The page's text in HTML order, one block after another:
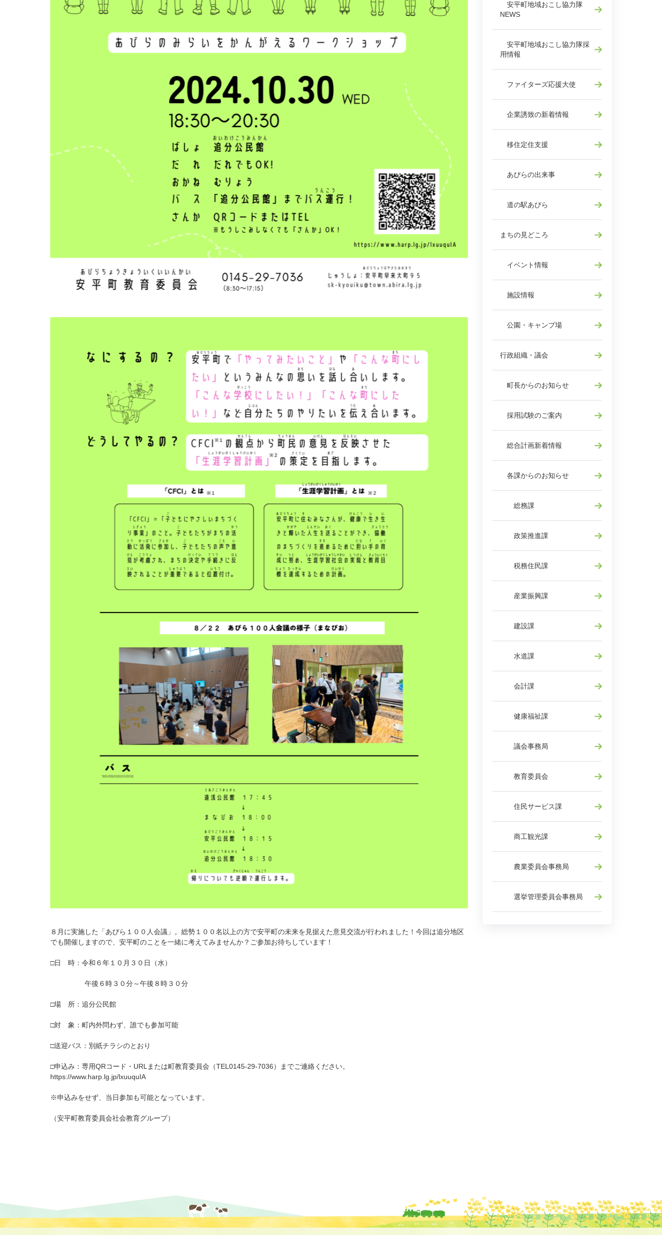
８月に実施した「あびら１００人会議」。総勢１００名以上の方で安平町の未来を見据えた意見交流が行われました！今回は追分地区
でも開催しますので、安平町のことを一緒に考えてみませんか？ご参加お待ちしています！
□日 時：令和６年１０月３０日（水）
午後６時３０分～午後８時３０分
□場 所：追分公民館
□対 象：町内外問わず、誰でも参加可能
□送迎バス：別紙チラシのとおり
□申込み：専用QRコード・URLまたは町教育委員会（TEL0145-29-7036）までご連絡ください。
https://www.harp.lg.jp/lxuuquIA
※申込みをせず、当日参加も可能となっています。
（安平町教育委員会社会教育グループ）
安平町地域おこし協力隊
NEWS
安平町地域おこし協力隊採
用情報
ファイターズ応援大使
企業誘致の新着情報
移住定住支援
あびらの出来事
道の駅あびら
まちの見どころ
イベント情報
施設情報
公園・キャンプ場
行政組織・議会
町長からのお知らせ
採用試験のご案内
総合計画新着情報
各課からのお知らせ
総務課
政策推進課
税務住民課
産業振興課
建設課
水道課
会計課
健康福祉課
議会事務局
教育委員会
住民サービス課
商工観光課
農業委員会事務局
選挙管理委員会事務局